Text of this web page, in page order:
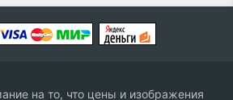
на то, что цены и изображения